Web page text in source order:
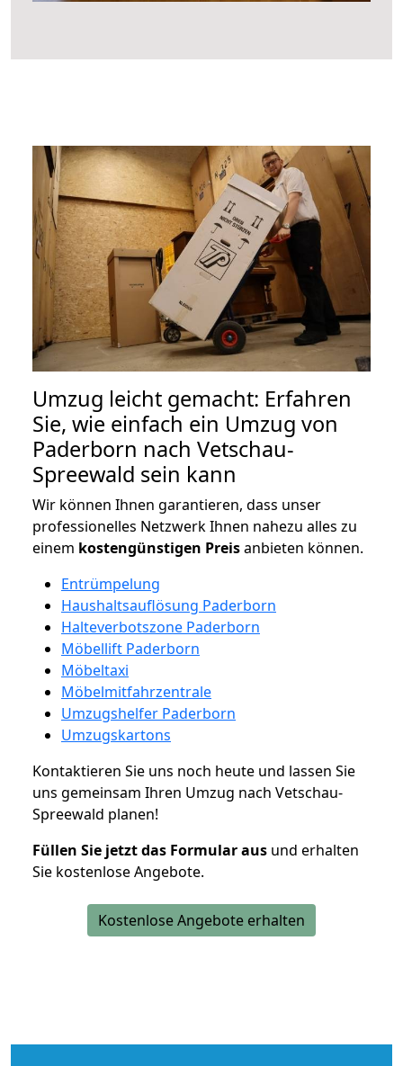
Umzug leicht gemacht: Erfahren
Sie, wie einfach ein Umzug von
Paderborn nach Vetschau-
Spreewald sein kann
Wir können Ihnen garantieren, dass unser
professionelles Netzwerk Ihnen nahezu alles zu
einem kostengünstigen Preisanbieten können.
Entrümpelung
Haushaltsauflösung Paderborn
Halteverbotszone Paderborn
Möbellift Paderborn
Möbeltaxi
Möbelmitfahrzentrale
Umzugshelfer Paderborn
Umzugskartons
Kontaktieren Sie uns noch heute und lassen Sie
uns gemeinsam Ihren Umzug nach Vetschau-
Spreewald planen!
Füllen Sie jetzt das Formular aus und erhalten
Sie kostenlose Angebote.
Kostenlose Angebote erhalten